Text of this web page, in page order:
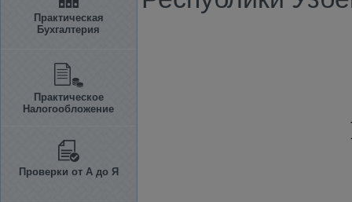
Практическая
Бухгалтерия
Практическое
Налогообложение
Проверки от А до Я